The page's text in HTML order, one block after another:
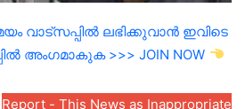
വാട്സപ്പിൽ ലഭിക്കുവാൻ ഇവിടെ
അംഗമാകുക >>> JOIN NOW
Report - This News as Inappropriate